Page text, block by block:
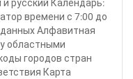
русский Календарь:
времени с 7:00 до
Алфавитная
областными
городов стран
Карта